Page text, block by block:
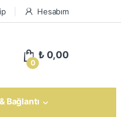
Hesabım
My Account
0
₺0,00
Bağlantı